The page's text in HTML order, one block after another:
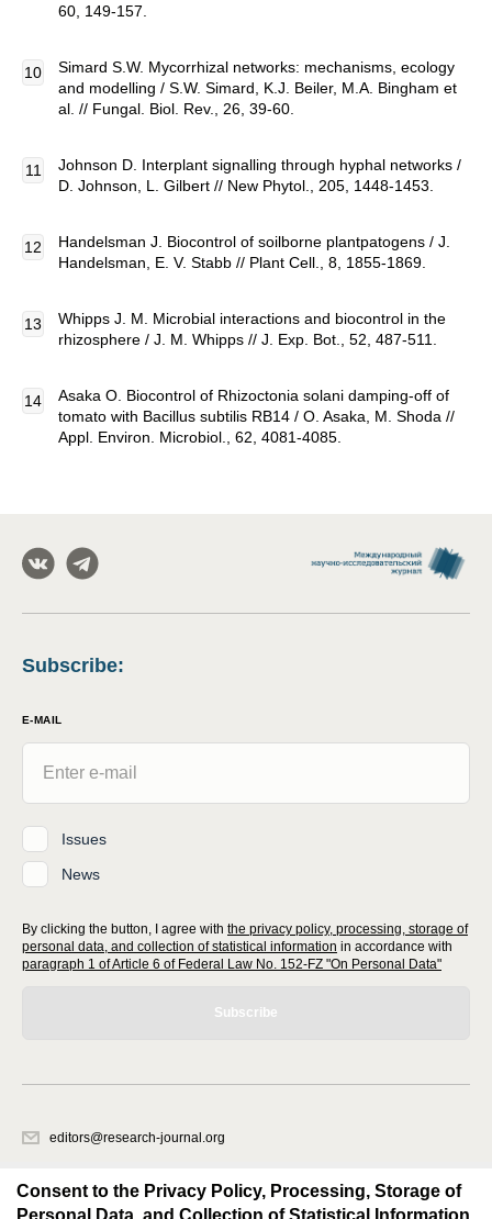
60, 149-157.
Simard S.W. Mycorrhizal networks: mechanisms, ecology
and modelling / S.W. Simard, K.J. Beiler, M.A. Вingham et
al. // Fungal. Biol. Rev., 26, 39-60.
Johnson D. Interplant signalling through hyphal networks /
D. Johnson, L. Gilbert // New Phytol., 205, 1448-1453.
Handelsman J. Biocontrol of soilborne plantpatogens / J.
Handelsman, E. V. Stabb // Plant Cell., 8, 1855-1869.
Whipps J. M. Microbial interactions and biocontrol in the
rhizosphere / J. M. Whipps // J. Exp. Bot., 52, 487-511.
Asaka O. Biocontrol of Rhizoctonia solani damping-off of
tomato with Bacillus subtilis RB14 / O. Asaka, M. Shoda //
Appl. Environ. Microbiol., 62, 4081-4085.
Subscribe:
E-MAIL
Issues
News
By clicking the button, I agree with the privacy policy, processing, storage of
personal data, and collection of statistical information in accordance with
paragraph 1 of Article 6 of Federal Law No. 152-FZ "On Personal Data"
Subscribe
editors@research-journal.org
office 1
Consent to the Privacy Policy, Processing, Storage of
Personal Data, and Collection of Statistical Information